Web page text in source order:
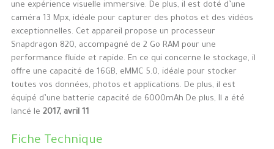
une expérience visuelle immersive. De plus, il est doté d’une
caméra 13 Mpx, idéale pour capturer des photos et des vidéos
exceptionnelles. Cet appareil propose un processeur
Snapdragon 820, accompagné de 2 Go RAM pour une
performance fluide et rapide. En ce qui concerne le stockage, il
offre une capacité de 16GB, eMMC 5.0, idéale pour stocker
toutes vos données, photos et applications. De plus, il est
équipé d’une batterie capacité de 6000mAh De plus, Il a été
lancé le 2017, avril 11
Fiche Technique